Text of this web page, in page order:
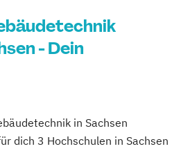
- Dein
in Sachsen
dich 3 Hochschulen in Sachsen